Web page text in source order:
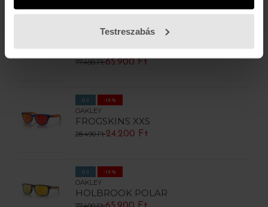
Testreszabás
-15%
Holbrook Xl Polar
77.490 Ft65.900 Ft
ÚJ -15%
OAKLEY
FROGSKINS XXS
28.490 Ft24.200 Ft
ÚJ -15%
OAKLEY
HOLBROOK POLAR